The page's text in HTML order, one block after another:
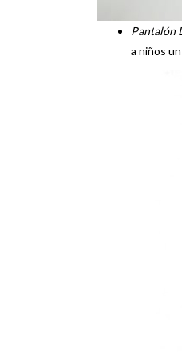
Pantalón
a niños